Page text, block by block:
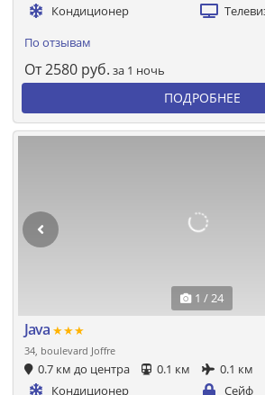
Кондиционер
По отзывам
От2580 руб. за 1 ночь
ПОДРОБНЕЕ
1 / 24
Java ★★★
34, boulevard Joffre
0.7 км до центра 0.1 км
0.1 км
Кондиционер
Сейф